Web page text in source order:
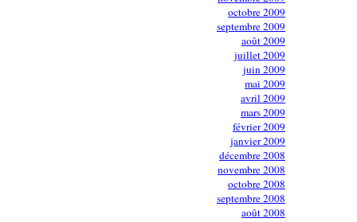
octobre 2009
septembre 2009
août 2009
juillet 2009
juin 2009
mai 2009
avril 2009
mars 2009
février 2009
janvier 2009
décembre 2008
novembre 2008
octobre 2008
septembre 2008
août 2008